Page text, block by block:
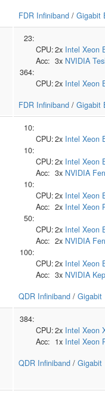
FDR Infiniband / Gigabit
23:
CPU:2x Intel Xeon
Acc: 3x NVIDIA
364:
CPU:2x Intel Xeon
FDR Infiniband / Gigabit
10:
CPU:2x Intel Xeon
10:
CPU:2x Intel Xeon
Acc: 3x NVIDIA
10:
CPU:2x Intel Xeon
Acc: 2x Intel Xeon
50:
CPU:2x Intel Xeon
Acc: 2x NVIDIA
100:
CPU:2x Intel Xeon
Acc: 3x NVIDIA
QDR Infiniband / Gigabit
384:
CPU:2x Intel Xeon
Acc: 1x Intel Xeon
QDR Infiniband / Gigabit